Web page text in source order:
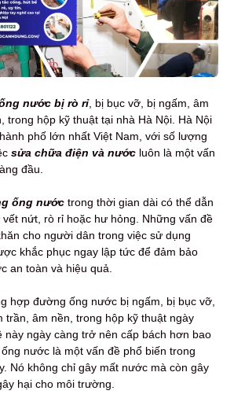
nước bị rò rỉ, bị bục vỡ, bị ngấm, âm
trong hộp kỹ thuật tại nhà Hà Nội. Hà Nội
phố lớn nhất Việt Nam, với số lượng
sửa chữa điện và nước luôn là một vấn
đầu.
ống nước trong thời gian dài có thể dẫn
nứt, rò rỉ hoặc hư hỏng. Những vấn đề
cho người dân trong việc sử dụng
khắc phục ngay lập tức để đảm bảo
an toàn và hiệu quả.
hợp đường ống nước bị ngấm, bị bục vỡ,
trần, âm nền, trong hộp kỹ thuật ngày
này ngày càng trở nên cấp bách hơn bao
nước là một vấn đề phổ biến trong
Nó không chỉ gây mất nước mà còn gây
hại cho môi trường.